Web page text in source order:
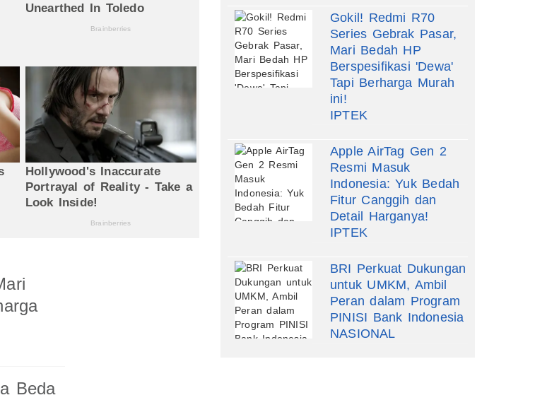
Beda
Gokil! Redmi R70
Series Gebrak Pasar,
Mari Bedah HP
Berspesifikasi 'Dewa'
Tapi Berharga Murah
ini!
IPTEK
Apple AirTag Gen 2
Resmi Masuk
Indonesia: Yuk Bedah
Fitur Canggih dan
Detail Harganya!
IPTEK
BRI Perkuat Dukungan
untuk UMKM, Ambil
Peran dalam Program
PINISI Bank Indonesia
NASIONAL